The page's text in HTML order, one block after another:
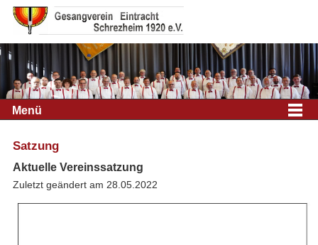
Menü
Satzung
Aktuelle Vereinssatzung
Zuletzt geändert am 28.05.2022